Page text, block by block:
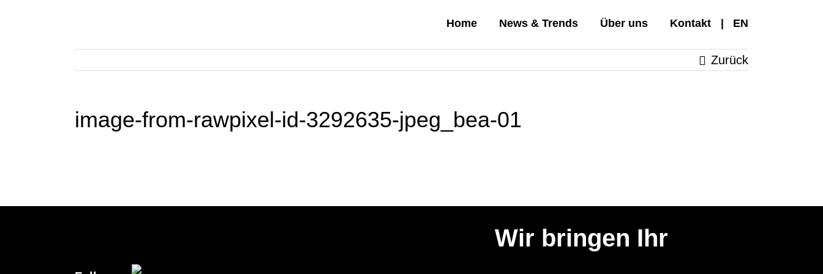
Home News & Trends Über uns Kontakt EN
Zurück
image-from-rawpixel-id-3292635-jpeg_bea-01
Wir bringen Ihr